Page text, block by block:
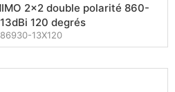
2×2 double polarité 860-
120 degrés
13X120